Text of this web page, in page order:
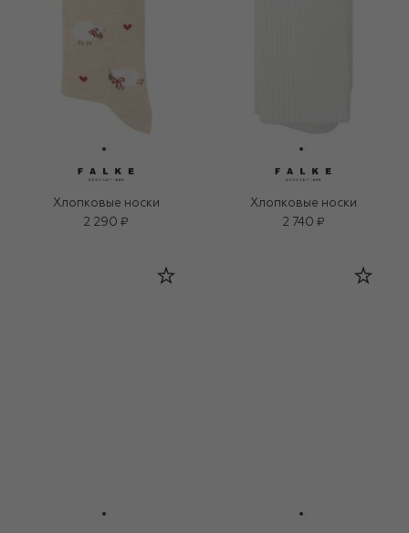
Хлопковые носки
2 290 ₽
Хлопковые носки
2 740 ₽